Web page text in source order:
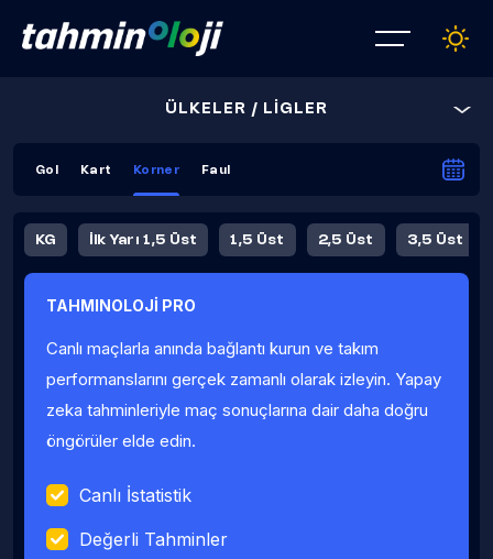
ÜLKELER / LİGLER
Gol Kart Korner Faul
KG İlk Yarı 1,5 Üst 1,5 Üst 2,5 Üst 3,5 Üst
Fauller Ortalama
TAHMINOLOJİ PRO
Canlı maçlarla anında bağlantı kurun ve takım
performanslarını gerçek zamanlı olarak izleyin. Yapay
zeka tahminleriyle maç sonuçlarına dair daha doğru
öngörüler elde edin.
Canlı İstatistik
Değerli Tahminler